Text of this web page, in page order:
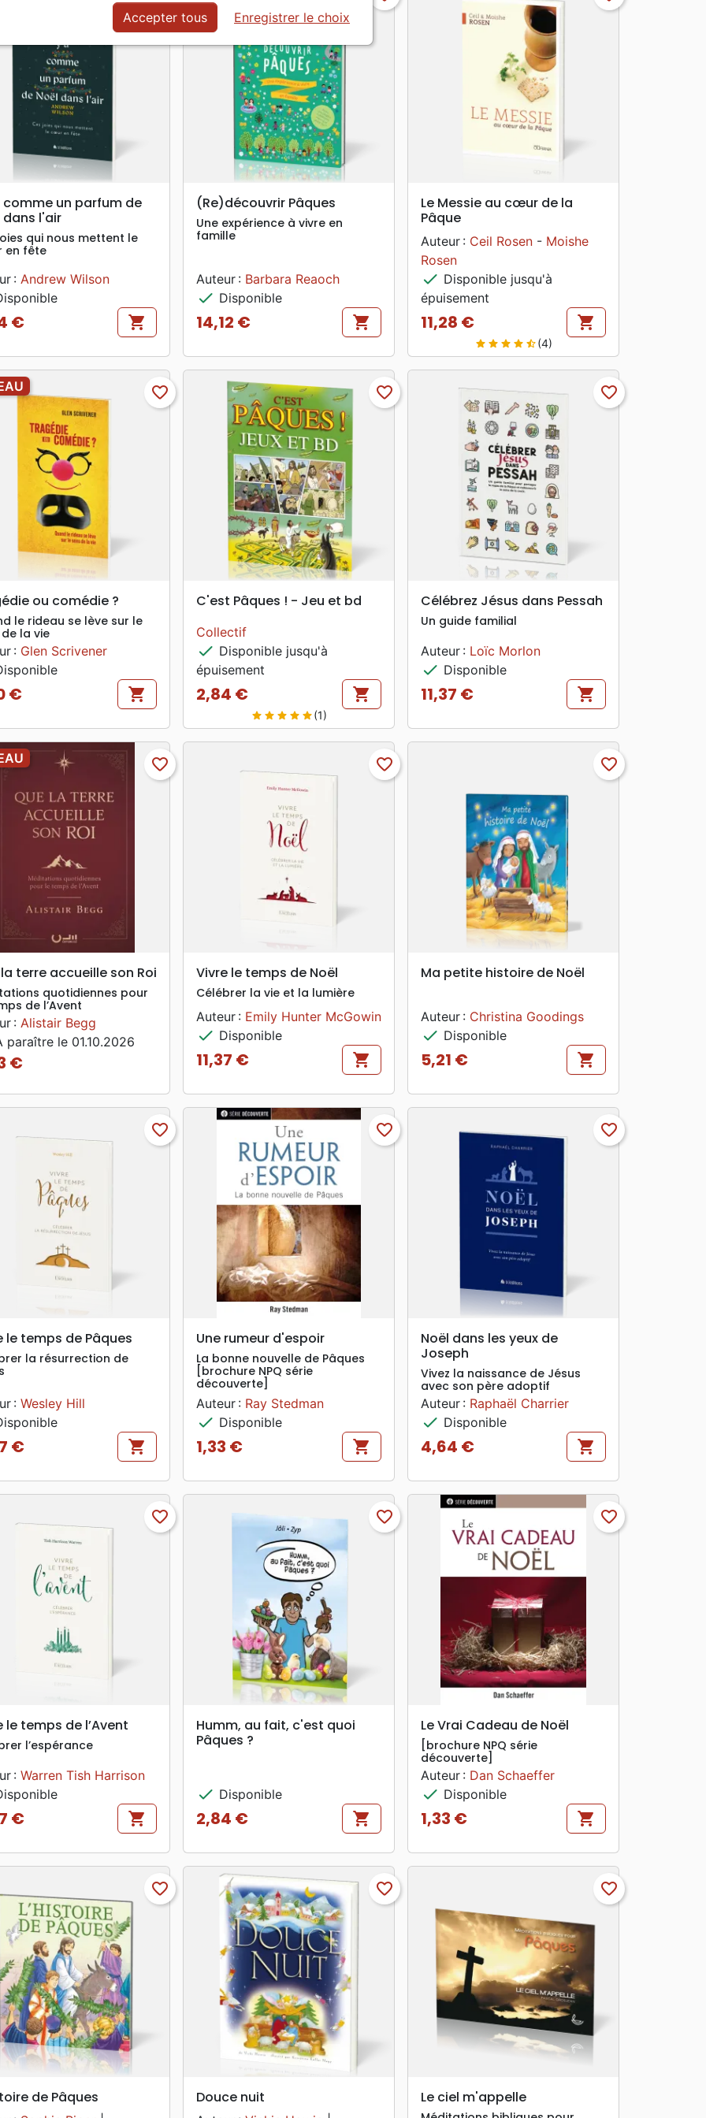
search APERÇU RAPIDE
comme un parfum de
dans l'air
qui nous mettent le
en fête
: Andrew Wilson
€ shopping_cart
search APERÇU RAPIDE
(Re)découvrir Pâques
Une expérience à vivre en
famille
Auteur : Barbara Reaoch
check Disponible
Prix
14,12 € shopping_cart
searchAPERÇU RAPIDE
Le Messie au cœur de la
Pâque
Auteur : Ceil Rosen- Moishe
Rosen
check Disponible jusqu'à
épuisement
Prix
11,28 € shopping_cart
star star star star star_half(4)
search APERÇU RAPIDE
favorite_border
ou comédie ?
le rideau se lève sur le
la vie
: Glen Scrivener
€ shopping_cart
searchAPERÇU RAPIDE
favorite_border
C'est Pâques ! - Jeu et bd
Collectif
check Disponible jusqu'à
épuisement
Prix
2,84 € shopping_cart
star star star star star(1)
search APERÇU RAPIDE
favorite_border
Célébrez Jésus dans Pessah
Un guide familial
Auteur : Loïc Morlon
check Disponible
Prix
11,37 € shopping_cart
search APERÇU RAPIDE
favorite_border
terre accueille son Roi
quotidiennes pour
de l’Avent
: Alistair Begg
paraître le 01.10.2026
€
searchAPERÇU RAPIDE
favorite_border
Vivre le temps de Noël
Célébrer la vie et la lumière
Auteur : Emily Hunter McGowin
check Disponible
Prix
11,37 € shopping_cart
searchAPERÇU RAPIDE
favorite_border
Ma petite histoire de Noël
Auteur : Christina Goodings
check Disponible
Prix
5,21 € shopping_cart
searchAPERÇU RAPIDE
favorite_border
le temps de Pâques
la résurrection de
: Wesley Hill
€ shopping_cart
search APERÇU RAPIDE
favorite_border
Une rumeur d'espoir
La bonne nouvelle de Pâques
[brochure NPQ série
découverte]
Auteur : Ray Stedman
check Disponible
Prix
1,33 € shopping_cart
search APERÇU RAPIDE
favorite_border
Noël dans les yeux de
Joseph
Vivez la naissance de Jésus
avec son père adoptif
Auteur : Raphaël Charrier
check Disponible
Prix
4,64 € shopping_cart
searchAPERÇU RAPIDE
favorite_border
le temps de l’Avent
l’espérance
: Warren Tish Harrison
€ shopping_cart
search APERÇU RAPIDE
favorite_border
Humm, au fait, c'est quoi
Pâques ?
check Disponible
Prix
2,84 € shopping_cart
searchAPERÇU RAPIDE
favorite_border
Le Vrai Cadeau de Noël
[brochure NPQ série
découverte]
Auteur : Dan Schaeffer
check Disponible
Prix
1,33 € shopping_cart
search APERÇU RAPIDE
favorite_border
de Pâques search APERÇU RAPIDE
favorite_border
Douce nuit search APERÇU RAPIDE
favorite_border
Le ciel m'appelle
Accepter tous Enregistrer le choix